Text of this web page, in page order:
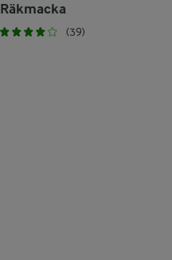
Räkmacka
(39)